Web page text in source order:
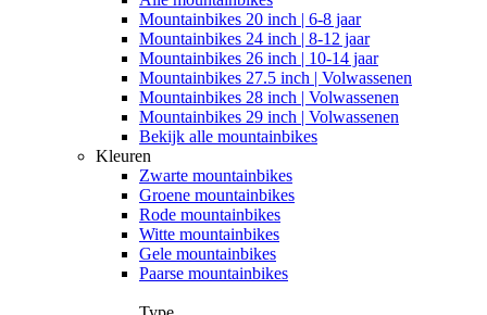
Mountainbikes 20 inch | 6-8 jaar
Mountainbikes 24 inch | 8-12 jaar
Mountainbikes 26 inch | 10-14 jaar
Mountainbikes 27.5 inch | Volwassenen
Mountainbikes 28 inch | Volwassenen
Mountainbikes 29 inch | Volwassenen
Bekijk alle mountainbikes
Kleuren
Zwarte mountainbikes
Groene mountainbikes
Rode mountainbikes
Witte mountainbikes
Gele mountainbikes
Paarse mountainbikes